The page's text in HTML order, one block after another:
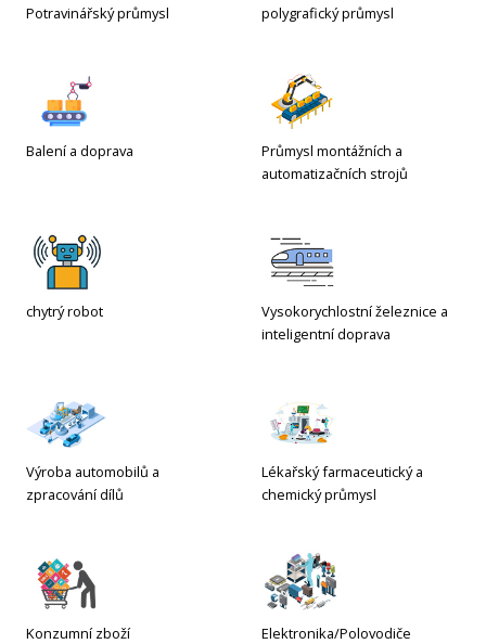
Potravinářský průmysl polygrafický průmysl
Balení a doprava
Průmysl montážních a
automatizačních strojů
chytrý robot
Vysokorychlostní železnice a
inteligentní doprava
Výroba automobilů a
zpracování dílů
Lékařský farmaceutický a
chemický průmysl
Konzumní zboží Elektronika/Polovodiče